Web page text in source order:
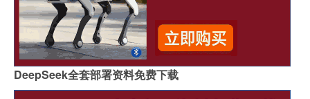
DeepSeek全套部署资料免费下载